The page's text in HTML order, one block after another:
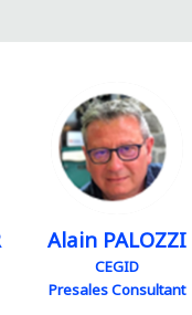
AP
Alain PALOZZI
CEGID
Presales Consultant